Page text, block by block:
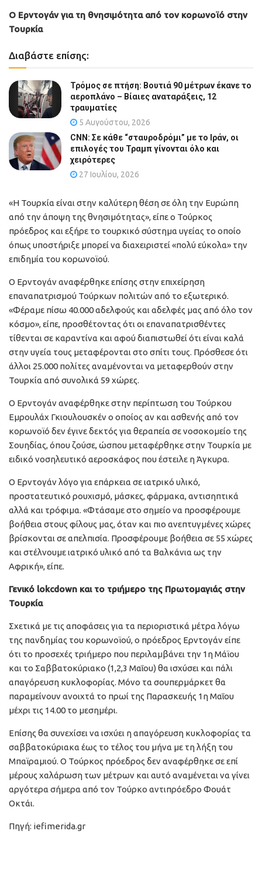
Ο Ερντογάν για τη θνησιμότητα από τον κορωνοϊό στην
Τουρκία
Διαβάστε επίσης:
Τρόμος σε πτήση: Βουτιά 90 μέτρων έκανε το
αεροπλάνο – Βίαιες αναταράξεις, 12
τραυματίες
5 Αυγούστου, 2026
CNN: Σε κάθε “σταυροδρόμι” με το Ιράν, οι
επιλογές του Τραμπ γίνονται όλο και
χειρότερες
27 Ιουλίου, 2026
«Η Τουρκία είναι στην καλύτερη θέση σε όλη την Ευρώπη
από την άποψη της θνησιμότητας», είπε ο Τούρκος
πρόεδρος και εξήρε το τουρκικό σύστημα υγείας το οποίο
όπως υποστήριξε μπορεί να διαχειριστεί «πολύ εύκολα» την
επιδημία του κορωνοϊού.
Ο Ερντογάν αναφέρθηκε επίσης στην επιχείρηση
επαναπατρισμού Τούρκων πολιτών από το εξωτερικό.
«Φέραμε πίσω 40.000 αδελφούς και αδελφές μας από όλο τον
κόσμο», είπε, προσθέτοντας ότι οι επαναπατρισθέντες
τίθενται σε καραντίνα και αφού διαπιστωθεί ότι είναι καλά
στην υγεία τους μεταφέρονται στο σπίτι τους. Πρόσθεσε ότι
άλλοι 25.000 πολίτες αναμένονται να μεταφερθούν στην
Τουρκία από συνολικά 59 χώρες.
Ο Ερντογάν αναφέρθηκε στην περίπτωση του Τούρκου
Εμρουλάχ Γκιουλουσκέν ο οποίος αν και ασθενής από τον
κορωνοϊό δεν έγινε δεκτός για θεραπεία σε νοσοκομείο της
Σουηδίας, όπου ζούσε, ώσπου μεταφέρθηκε στην Τουρκία με
ειδικό νοσηλευτικό αεροσκάφος που έστειλε η Άγκυρα.
Ο Ερντογάν λόγο για επάρκεια σε ιατρικό υλικό,
προστατευτικό ρουχισμό, μάσκες, φάρμακα, αντισηπτικά
αλλά και τρόφιμα. «Φτάσαμε στο σημείο να προσφέρουμε
βοήθεια στους φίλους μας, όταν και πιο ανεπτυγμένες χώρες
βρίσκονται σε απελπισία. Προσφέρουμε βοήθεια σε 55 χώρες
και στέλνουμε ιατρικό υλικό από τα Βαλκάνια ως την
Αφρική», είπε.
Γενικό lokcdown και το τριήμερο της Πρωτομαγιάς στην
Τουρκία
Σχετικά με τις αποφάσεις για τα περιοριστικά μέτρα λόγω
της πανδημίας του κορωνοϊού, ο πρόεδρος Ερντογάν είπε
ότι το προσεχές τριήμερο που περιλαμβάνει την 1η Μάϊου
και το Σαββατοκύριακο (1,2,3 Μαΐου) θα ισχύσει και πάλι
απαγόρευση κυκλοφορίας. Μόνο τα σουπερμάρκετ θα
παραμείνουν ανοιχτά το πρωί της Παρασκευής 1η Μαΐου
μέχρι τις 14.00 το μεσημέρι.
Επίσης θα συνεχίσει να ισχύει η απαγόρευση κυκλοφορίας τα
σαββατοκύριακα έως το τέλος του μήνα με τη λήξη του
Μπαϊραμιού. Ο Τούρκος πρόεδρος δεν αναφέρθηκε σε επί
μέρους χαλάρωση των μέτρων και αυτό αναμένεται να γίνει
αργότερα σήμερα από τον Τούρκο αντιπρόεδρο Φουάτ
Οκτάι.
Πηγή: iefimerida.gr